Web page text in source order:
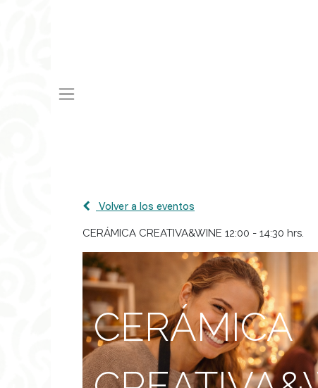
Volver a los eventos
CERÁMICA CREATIVA&WINE 12:00 - 14:30 hrs.
CERÁMICA